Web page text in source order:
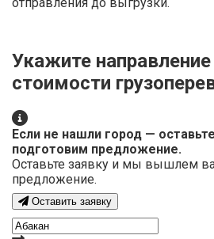
отправления до выгрузки.
Укажите
стоимости
Если не нашли город —
подготовим предложение.
Оставьте заявку и мы вышлем
предложение.
Оставить заявку